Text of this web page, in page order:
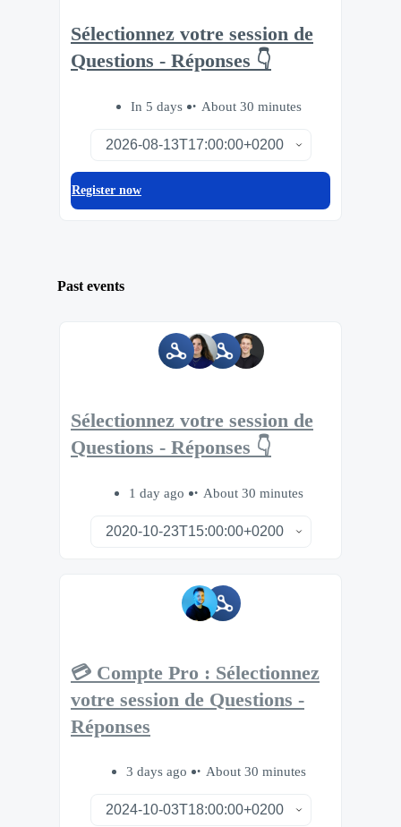
Sélectionnez votre session de
Questions - Réponses 👇
In 5 days About 30 minutes
Register now
Past events
Sélectionnez votre session de
Questions - Réponses 👇
1 day ago About 30 minutes
💳 Compte Pro : Sélectionnez
votre session de Questions -
Réponses
3 days ago About 30 minutes